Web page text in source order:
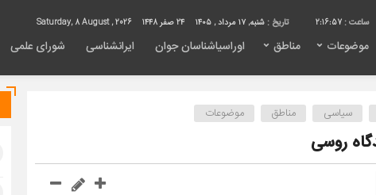
2:16:58 تاریخ : شنبه, ۱۷ مرداد , ۱۴۰۵ 24 صفر 1448
موضوعات مناطق اوراسیاشناسان جوان ایرانشناسی شورای علمی
سیاسی مناطق موضوعات
روسی